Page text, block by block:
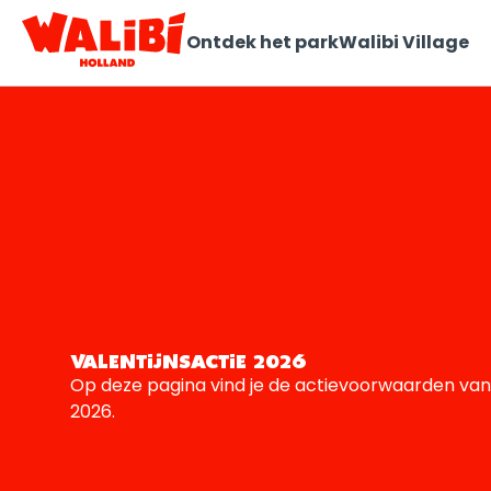
Ontdek het parkWalibi Village
VALENTIJNSACTIE 2026
Op deze pagina vind je de actievoorwaarden
2026.